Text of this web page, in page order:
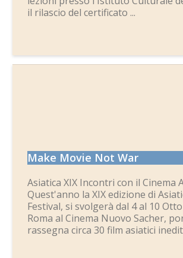
il rilascio del certificato ...
Make Movie Not War
Asiatica XIX Incontri​​ con ​​il ​​Cinema
Quest'anno la XIX edizione di
Festival, si svolgerà dal 4 al 10
Roma al Cinema Nuovo Sacher,
rassegna circa 30 film asiatici